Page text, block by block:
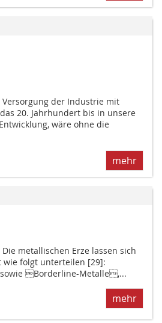
der Industrie mit
20. Jahrhundert bis in unsere
wäre ohne die
mehr
metallischen Erze lassen sich
folgt unterteilen [29]:
Borderline-Metalle,...
mehr